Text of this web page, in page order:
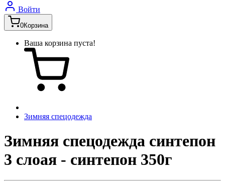
Войти
0Корзина
Ваша корзина пуста!
Зимняя спецодежда
Зимняя спецодежда синтепон
3 слоая - синтепон 350г